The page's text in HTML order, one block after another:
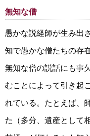
無知な僧
愚かな説経師が生み出
知で愚かな僧たちの存
無知な僧の説話にも事
むことによって引き起
れている。たとえば、
た（多分、遺産として